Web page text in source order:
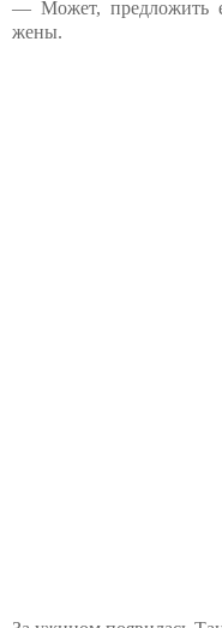
— Может, предложить
жены.